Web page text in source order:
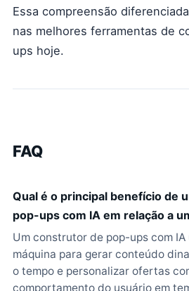
Essa compreensão
nas melhores ferramentas de
ups hoje.
FAQ
Qual é o principal benefício de
pop-ups com IA em relação a
Um construtor de pop-ups com
máquina para gerar conteúdo
o tempo e personalizar ofertas
comportamento do usuário em